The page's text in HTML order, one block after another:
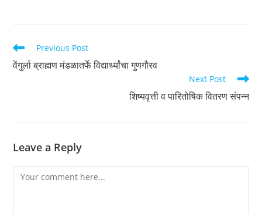
Read
more
articles
Previous Post
वेंगुर्ला ब्राह्मण मंडळातर्फे विद्यार्थ्यांचा गुणगौरव
Next Post
शिष्यवृत्ती व पारितोषिक वितरण संपन्न
Leave a Reply
Comment